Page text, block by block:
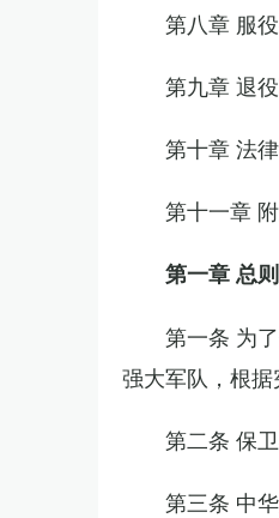
第八章 服
第九章 退
第十章 法
第十一章
第一章 总则
第一条 为
强大军队，根据
第二条 保
第三条 中